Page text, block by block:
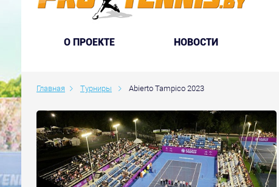
O ПРОЕКТЕ НОВОСТИ
Главная Турниры Abierto Tampico 2023